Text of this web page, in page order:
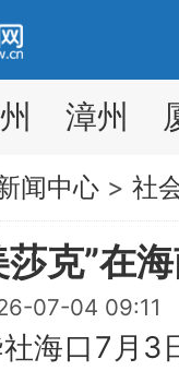
漳州
闻中心> 社
莎克”在
07-04 09:11
口7月3日